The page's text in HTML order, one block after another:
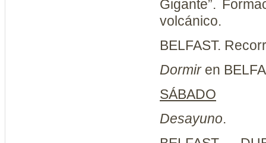
Gigante”.
volcánico.
BELFAST.
Dormiren
SÁBADO
Desayuno.